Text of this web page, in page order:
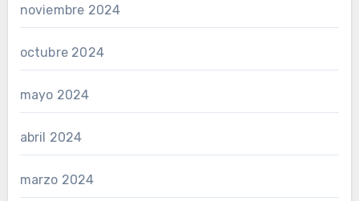
noviembre 2024
octubre 2024
mayo 2024
abril 2024
marzo 2024